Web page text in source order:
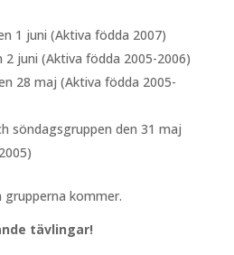
1 juni (Aktiva födda 2007)
2 juni (Aktiva födda 2005-2006)
28 maj (Aktiva födda 2005-
söndagsgruppen den 31 maj
kommer.
tävlingar!